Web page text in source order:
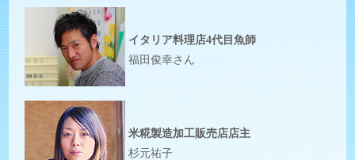
イタリア料理店4代目魚師
福田俊幸さん
米糀製造加工販売店店主
杉元祐子